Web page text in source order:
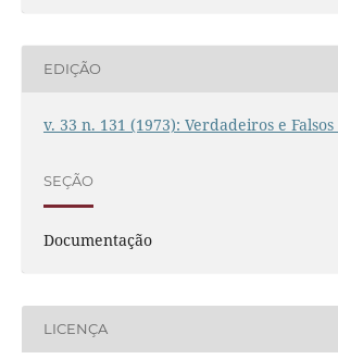
EDIÇÃO
v. 33 n. 131 (1973): Verdadeiros e
SEÇÃO
Documentação
LICENÇA